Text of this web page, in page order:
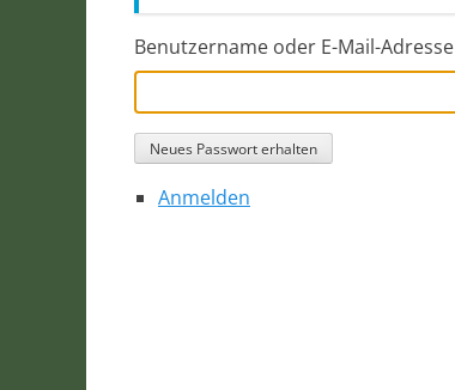
Benutzername oder E-Mail-Adresse
Neues Passwort erhalten
Anmelden